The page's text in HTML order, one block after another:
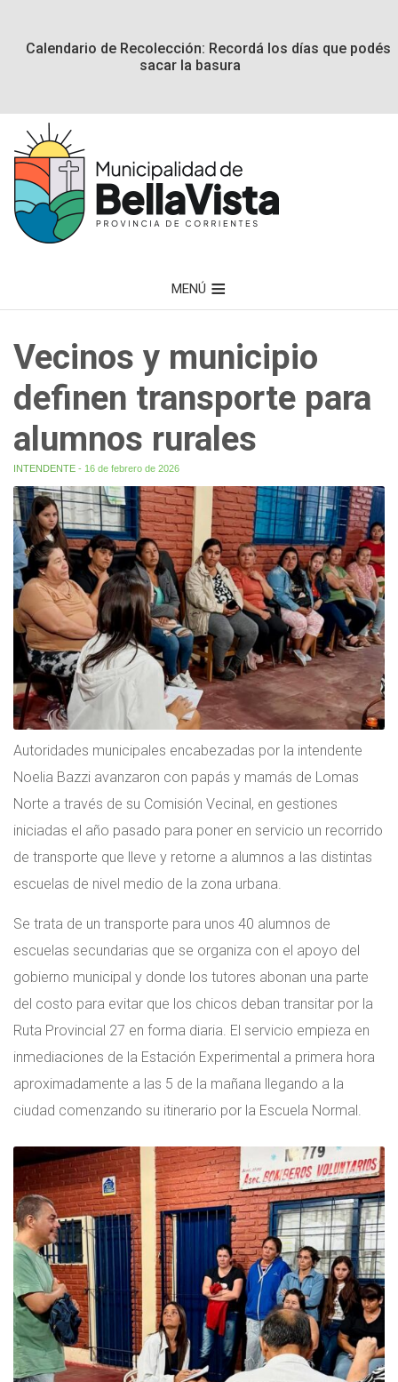
Calendario de Recolección: Recordá los días que podés
sacar la basura
MENÚ
Vecinos y municipio
definen transporte para
alumnos rurales
INTENDENTE - 16 de febrero de 2026
Autoridades municipales encabezadas por la intendente
Noelia Bazzi avanzaron con papás y mamás de Lomas
Norte a través de su Comisión Vecinal, en gestiones
iniciadas el año pasado para poner en servicio un recorrido
de transporte que lleve y retorne a alumnos a las distintas
escuelas de nivel medio de la zona urbana.
Se trata de un transporte para unos 40 alumnos de
escuelas secundarias que se organiza con el apoyo del
gobierno municipal y donde los tutores abonan una parte
del costo para evitar que los chicos deban transitar por la
Ruta Provincial 27 en forma diaria. El servicio empieza en
inmediaciones de la Estación Experimental a primera hora
aproximadamente a las 5 de la mañana llegando a la
ciudad comenzando su itinerario por la Escuela Normal.